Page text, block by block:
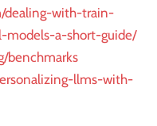
dealing-with-train-
a-short-guide/
benchmarks
llms-with-